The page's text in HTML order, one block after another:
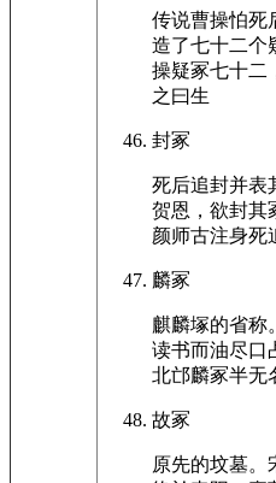
传说曹操怕死
造了七十二个
操疑冢七十二
之曰生
封冢
死后追封并表
贺恩，欲封其
颜师古注身死
麟冢
麒麟塚的省称
读书而油尽口
北邙麟冢半无
故冢
原先的坟墓。